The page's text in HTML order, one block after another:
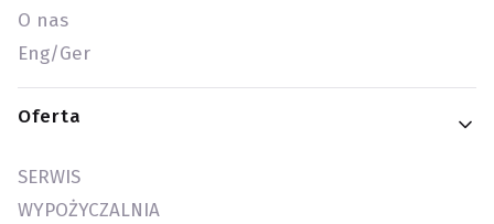
O nas
Eng/Ger
Oferta
SERWIS
WYPOŻYCZALNIA